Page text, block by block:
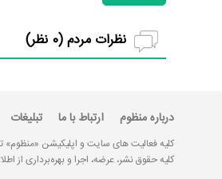
نظرات مردم (0 نظر)
درباره منظوم ارتباط با ما تبلیغات
کلیه فعالیت های سایت و اپلیکیشن «منظوم»
کلیه حقوق نشر، عرضه، اجرا و بهره‌برداری